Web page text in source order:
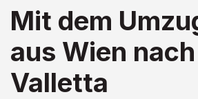
Mit dem
aus Wien nach
Valletta